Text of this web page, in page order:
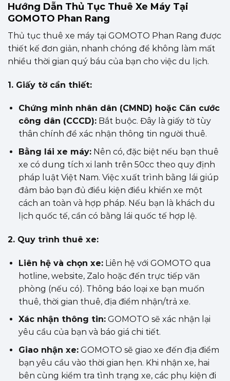
Hướng Dẫn Thủ Tục Thuê Xe Máy Tại
GOMOTO Phan Rang
Thủ tục thuê xe máy tại GOMOTO Phan Rang được
thiết kế đơn giản, nhanh chóng để không làm mất
nhiều thời gian quý báu của bạn cho việc du lịch.
1. Giấy tờ cần thiết:
Chứng minh nhân dân (CMND) hoặc Căn cước
công dân (CCCD):Bắt buộc. Đây là giấy tờ tùy
thân chính để xác nhận thông tin người thuê.
Bằng lái xe máy:Nên có, đặc biệt nếu bạn thuê
xe có dung tích xi lanh trên 50cc theo quy định
pháp luật Việt Nam. Việc xuất trình bằng lái giúp
đảm bảo bạn đủ điều kiện điều khiển xe một
cách an toàn và hợp pháp. Nếu bạn là khách du
lịch quốc tế, cần có bằng lái quốc tế hợp lệ.
2. Quy trình thuê xe:
Liên hệ và chọn xe:Liên hệ với GOMOTO qua
hotline, website, Zalo hoặc đến trực tiếp văn
phòng (nếu có). Thông báo loại xe bạn muốn
thuê, thời gian thuê, địa điểm nhận/trả xe.
Xác nhận thông tin:GOMOTO sẽ xác nhận lại
yêu cầu của bạn và báo giá chi tiết.
Giao nhận xe:GOMOTO sẽ giao xe đến địa điểm
bạn yêu cầu vào thời gian hẹn. Khi nhận xe, hai
bên cùng kiểm tra tình trạng xe, các phụ kiện đi